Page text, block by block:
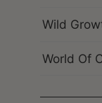
Wild
World Of